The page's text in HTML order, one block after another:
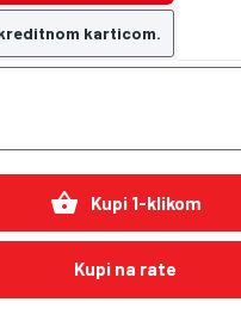
karticom.
shopping_basket Kupi 1-klikom
Kupi na rate